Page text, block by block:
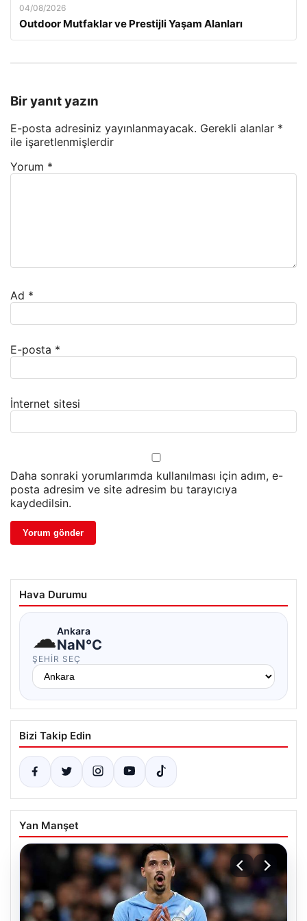
04/08/2026
Outdoor Mutfaklar ve Prestijli Yaşam Alanları
Bir yanıt yazın
E-posta adresiniz yayınlanmayacak. Gerekli alanlar *
ile işaretlenmişlerdir
Yorum *
Ad *
E-posta *
İnternet sitesi
Daha sonraki yorumlarımda kullanılması için adım, e-
posta adresim ve site adresim bu tarayıcıya
kaydedilsin.
Hava Durumu
☁Ankara
NaN°C
ŞEHIR SEÇ
Bizi Takip Edin
Yan Manşet